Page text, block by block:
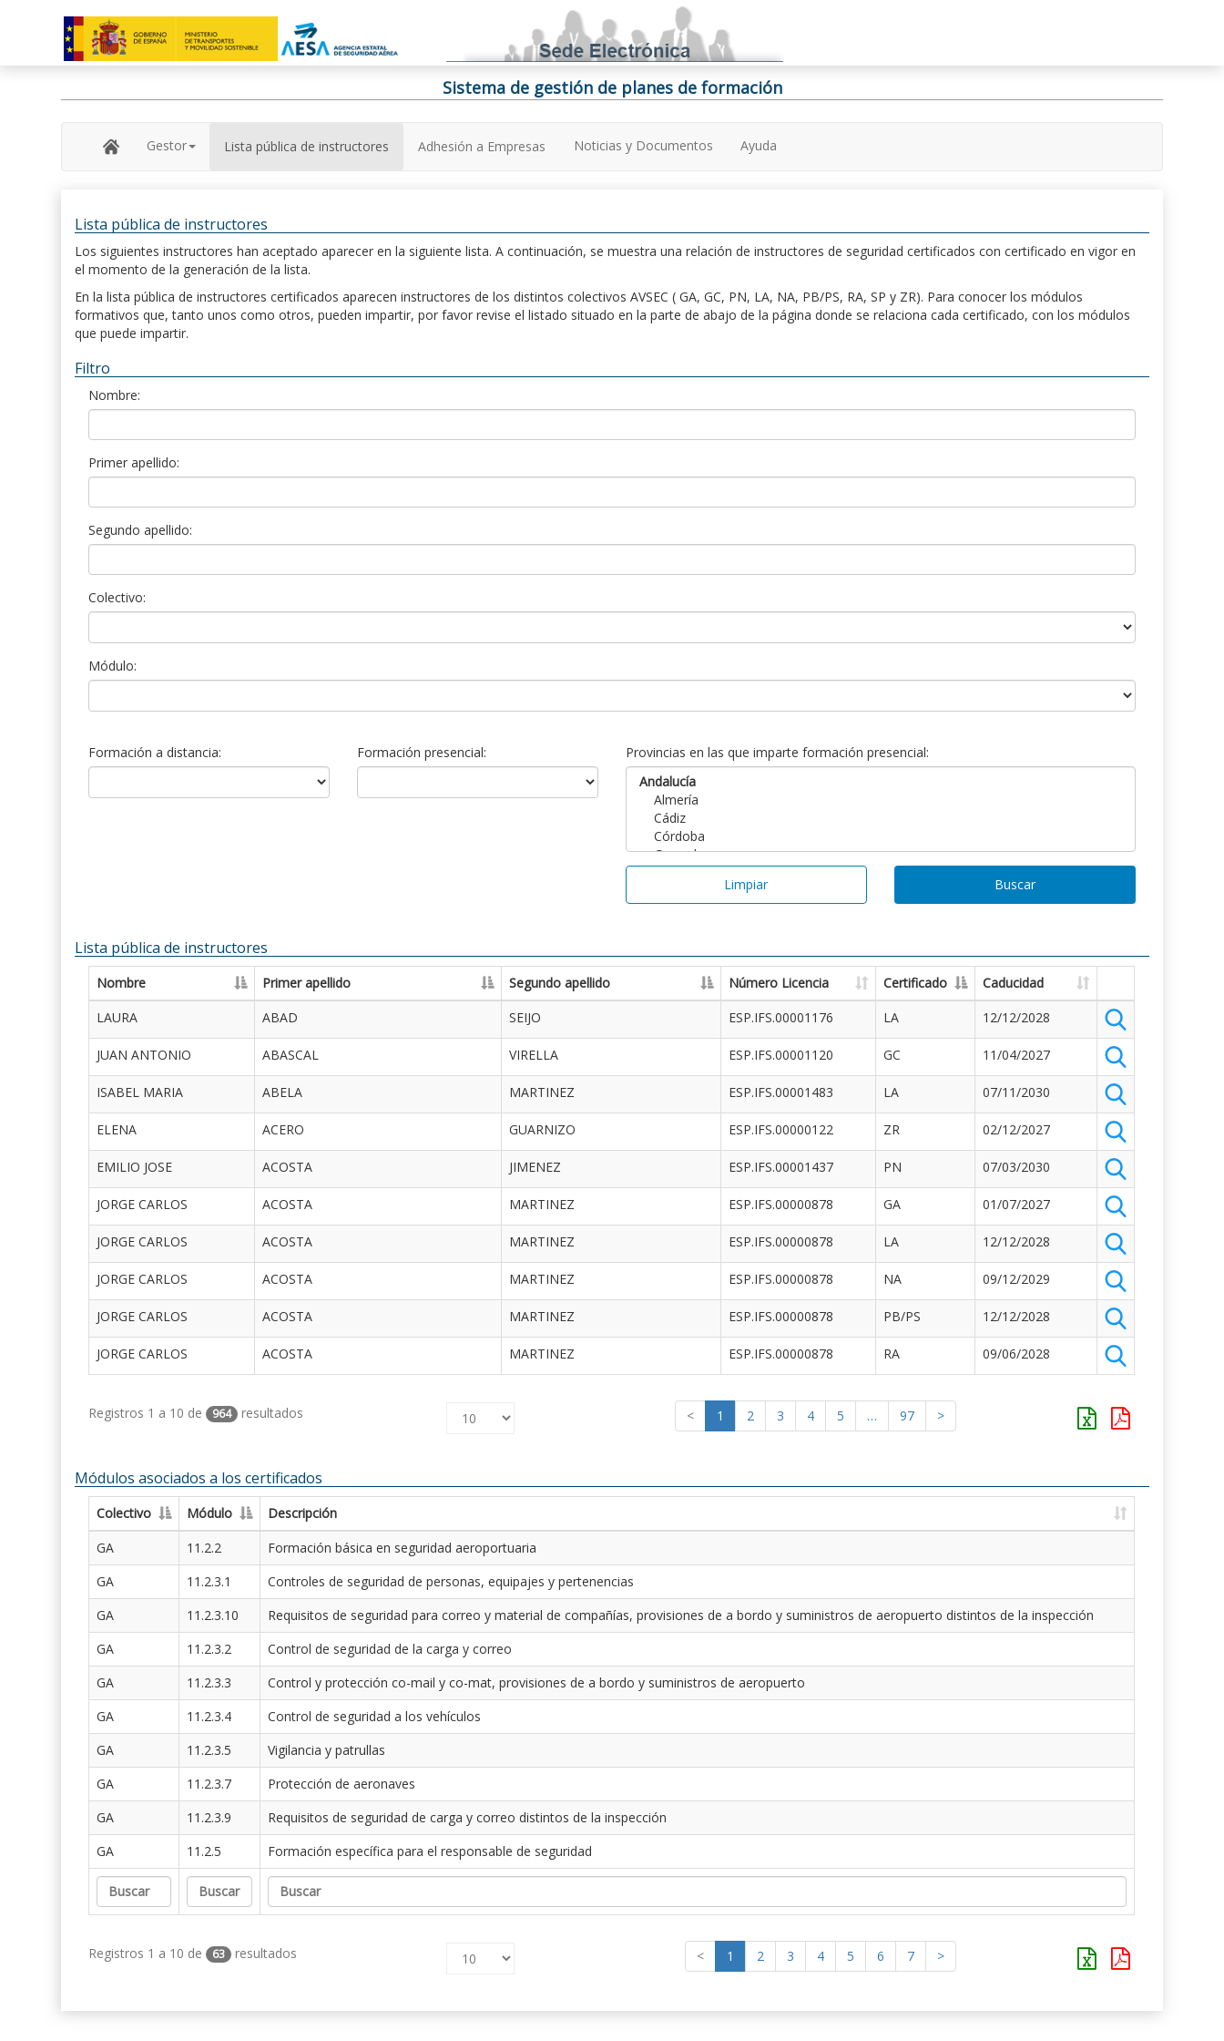
Sistema de gestión de planes de formación
Gestor Lista pública de instructores Adhesión a Empresas Noticias y Documentos Ayuda
Lista pública de instructores
Los siguientes instructores han aceptado aparecer en la siguiente lista. A continuación, se muestra una relación de instructores de seguridad certificados con certificado en vigor en
el momento de la generación de la lista.
En la lista pública de instructores certificados aparecen instructores de los distintos colectivos AVSEC ( GA, GC, PN, LA, NA, PB/PS, RA, SP y ZR). Para conocer los módulos
formativos que, tanto unos como otros, pueden impartir, por favor revise el listado situado en la parte de abajo de la página donde se relaciona cada certificado, con los módulos
que puede impartir.
Filtro
Nombre:
Primer apellido:
Segundo apellido:
Colectivo:
Módulo:
Formación a distancia: Formación presencial: Provincias en las que imparte formación presencial:
Limpiar Buscar
Lista pública de instructores
Nombre Primer apellido Segundo apellido Número Licencia Certificado
Caducidad
LAURA
ABAD SEIJO ESP.IFS.00001176 LA 12/12/2028
JUAN ANTONIO ABASCAL VIRELLA ESP.IFS.00001120 GC 11/04/2027
ISABEL MARIA ABELA MARTINEZ ESP.IFS.00001483 LA 07/11/2030
ELENA ACERO GUARNIZO ESP.IFS.00000122 ZR 02/12/2027
EMILIO JOSE ACOSTA JIMENEZ ESP.IFS.00001437 PN 07/03/2030
JORGE CARLOS ACOSTA MARTINEZ ESP.IFS.00000878 GA 01/07/2027
JORGE CARLOS ACOSTA MARTINEZ ESP.IFS.00000878 LA 12/12/2028
JORGE CARLOS ACOSTA MARTINEZ ESP.IFS.00000878 NA 09/12/2029
JORGE CARLOS ACOSTA MARTINEZ ESP.IFS.00000878 PB/PS 12/12/2028
JORGE CARLOS ACOSTA MARTINEZ ESP.IFS.00000878 RA 09/06/2028
Registros 1 a 10 de 964 resultados < 1 2 3 4 5 … 97 >
Módulos asociados a los certificados
Colectivo Módulo
Descripción
GA
11.2.2
Formación básica en seguridad aeroportuaria
GA
11.2.3.1
Controles de seguridad de personas, equipajes y pertenencias
GA
11.2.3.10
Requisitos de seguridad para correo y material de compañías, provisiones de a bordo y suministros de aeropuerto distintos de la inspección
GA
11.2.3.2
Control de seguridad de la carga y correo
GA
11.2.3.3
Control y protección co-mail y co-mat, provisiones de a bordo y suministros de aeropuerto
GA
11.2.3.4
Control de seguridad a los vehículos
GA
11.2.3.5
Vigilancia y patrullas
GA
11.2.3.7
Protección de aeronaves
GA
11.2.3.9
Requisitos de seguridad de carga y correo distintos de la inspección
GA
11.2.5 Formación específica para el responsable de seguridad
Registros 1 a 10 de 63 resultados < 1 2 3 4 5 6 7 >